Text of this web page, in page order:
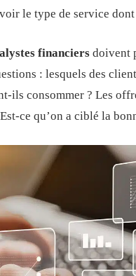
le type de service
financiers doivent
: lesquels des
ils consommer ? Les
ce qu’on a ciblé la